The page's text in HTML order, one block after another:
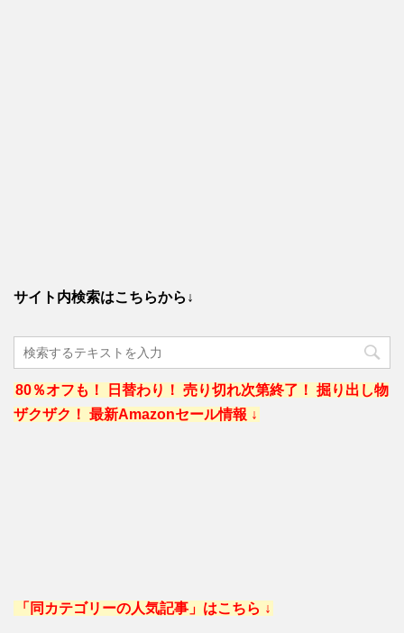
サイト内検索はこちらから↓
80％オフも！ 日替わり！ 売り切れ次第終了！ 掘り出し物
ザクザク！ 最新Amazonセール情報 ↓
「同カテゴリーの人気記事」はこちら ↓